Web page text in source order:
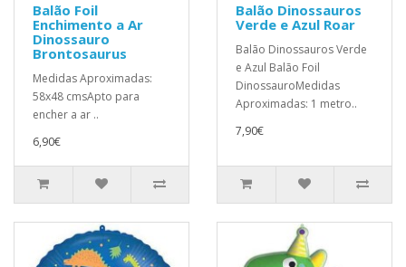
Balão Foil
Enchimento a Ar
Dinossauro
Brontosaurus
Medidas Aproximadas:
58x48 cmsApto para
encher a ar ..
6,90€
Balão Dinossauros
Verde e Azul Roar
Balão Dinossauros Verde
e Azul Balão Foil
DinossauroMedidas
Aproximadas: 1 metro..
7,90€